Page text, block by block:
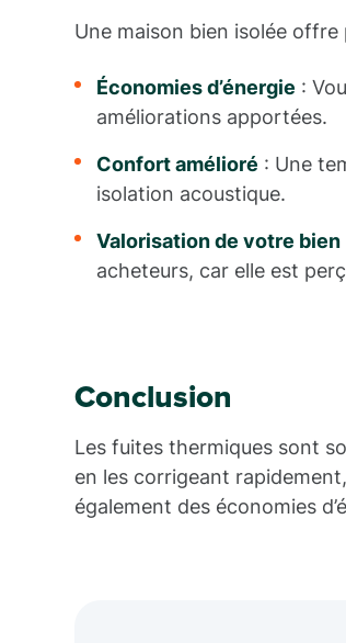
Une maison bien isolée offre
Économies d’énergie :
améliorations apportées.
Confort amélioré : Une
isolation acoustique.
Valorisation de votre bien
acheteurs, car elle est
Conclusion
Les fuites thermiques sont
en les corrigeant
également des économies